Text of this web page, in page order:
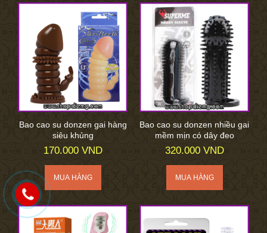
Bao cao su donzen gai hàng
siêu khủng
170.000 VND
Bao cao su donzen nhiều gai
mềm mịn có dây đeo
320.000 VND